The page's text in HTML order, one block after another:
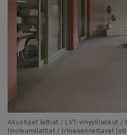
Akustiset lattiat / LVT-vinyylilankut /
linoleumilattiat / Irtoasennettavat